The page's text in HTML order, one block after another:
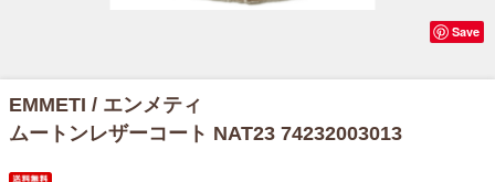
Save
EMMETI / エンメティ
ムートンレザーコート NAT23 74232003013